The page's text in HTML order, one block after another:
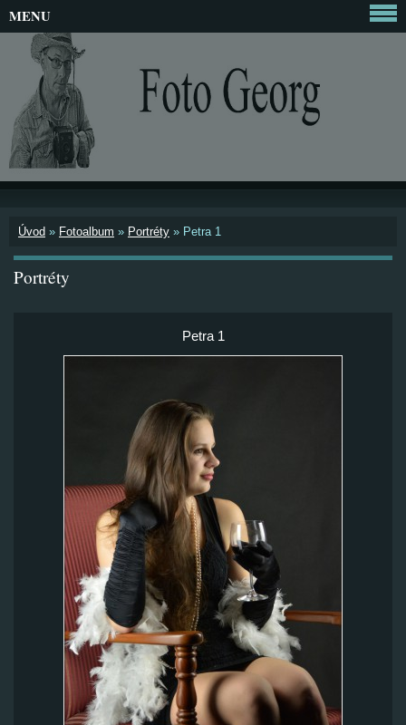
Úvod » Fotoalbum » Portréty » Petra 1
Portréty
Petra 1
MENU